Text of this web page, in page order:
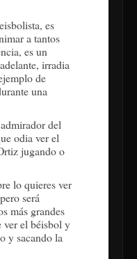
es
a tantos
es un
irradia
de
una
del
odia ver el
jugando o
lo quieres ver
será
más grandes
ver el béisbol y
y sacando la